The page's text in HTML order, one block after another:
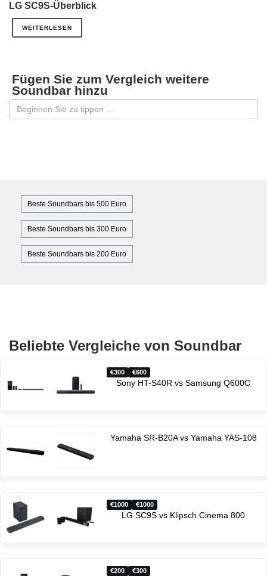
LG SC9S-Überblick
WEITERLESEN
Fügen Sie zum Vergleich weitere
Soundbar hinzu
Beste Soundbars bis 500 Euro
Beste Soundbars bis 300 Euro
Beste Soundbars bis 200 Euro
Beliebte Vergleiche von Soundbar
300 600
Sony HT-S40R vs Samsung Q600C
Yamaha SR-B20A vs Yamaha YAS-108
1000 1000
LG SC9S vs Klipsch Cinema 800
200 300